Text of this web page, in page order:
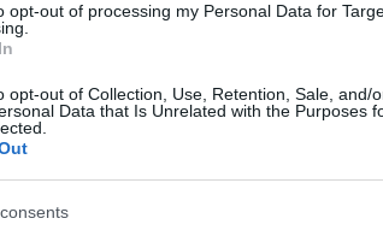
opt-out of processing my Personal Data for
opt-out of Collection, Use, Retention, Sale, and/
Data that Is Unrelated with the Purposes